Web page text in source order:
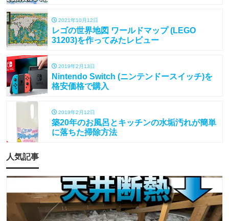
2021年10月12日
レゴの世界地図 ワールドマップ (LEGO
31203)を作ってみたレビュー
2019年2月13日
Nintendo Switch (ニンテンドースイッチ)を
格安価格で購入
2019年2月12日
築20年のお風呂とキッチンの水垢汚れが簡単
に落ちた掃除方法
人気記事